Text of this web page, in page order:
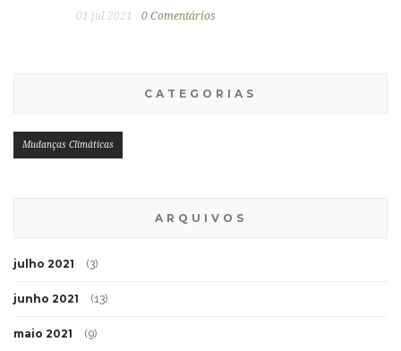
01 jul 2021 0 Comentários
CATEGORIAS
Mudanças Climáticas
ARQUIVOS
julho 2021 (3)
junho 2021 (13)
maio 2021 (9)